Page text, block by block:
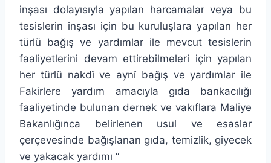
inşası dolayısıyla yapılan harcamalar veya bu
tesislerin inşası için bu kuruluşlara yapılan her
türlü bağış ve yardımlar ile mevcut tesislerin
faaliyetlerini devam ettirebilmeleri için yapılan
her türlü nakdî ve aynî bağış ve yardımlar ile
Fakirlere yardım amacıyla gıda bankacılığı
faaliyetinde bulunan dernek ve vakıflara Maliye
Bakanlığınca belirlenen usul ve esaslar
çerçevesinde bağışlanan gıda, temizlik, giyecek
ve yakacak yardımı “